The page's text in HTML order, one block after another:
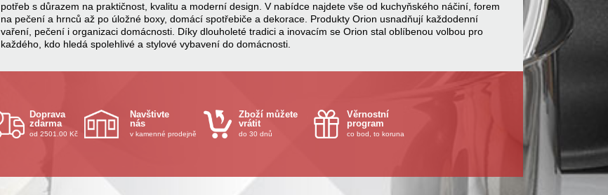
potřeb s důrazem na praktičnost, kvalitu a moderní design. V nabídce najdete vše od kuchyňského náčiní, forem
na pečení a hrnců až po úložné boxy, domácí spotřebiče a dekorace. Produkty Orion usnadňují každodenní
vaření, pečení i organizaci domácnosti. Díky dlouholeté tradici a inovacím se Orion stal oblíbenou volbou pro
každého, kdo hledá spolehlivé a stylové vybavení do domácnosti.
Doprava
zdarma
od 2501.00 Kč
Navštivte
nás
v kamenné prodejně
Zboží můžete
vrátit
do 30 dnů
Věrnostní
program
co bod, to koruna